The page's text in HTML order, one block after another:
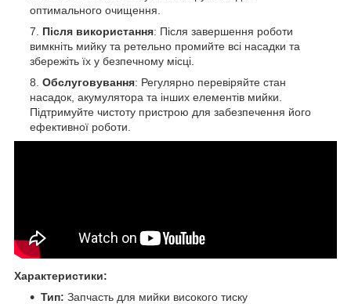
оптимального очищення.
Після використання: Після завершення роботи
вимкніть мийку та ретельно промийте всі насадки та
збережіть їх у безпечному місці.
Обслуговування: Регулярно перевіряйте стан
насадок, акумулятора та інших елементів мийки.
Підтримуйте чистоту пристрою для забезпечення його
ефективної роботи.
Характеристики:
Тип: Запчасть для мийки високого тиску